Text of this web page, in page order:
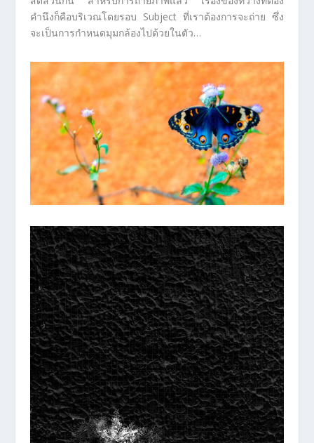
คำนึงก็คือบริเวณโดยรอบ Subject ที่เราต้องการจะถ่าย ซึ่ง
จะเป็นการกำหนดมุมกล้องไปด้วยในตัว…